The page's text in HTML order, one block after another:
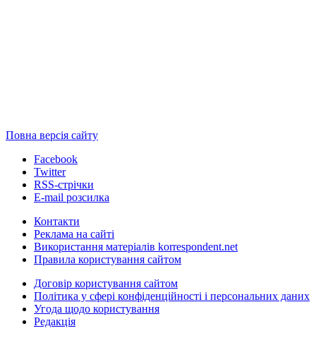
Повна версія сайту
Facebook
Twitter
RSS-стрічки
E-mail розсилка
Контакти
Реклама на сайті
Використання матеріалів korrespondent.net
Правила користування сайтом
Договір користування сайтом
Політика у сфері конфіденційності і персональних даних
Угода щодо користування
Редакція